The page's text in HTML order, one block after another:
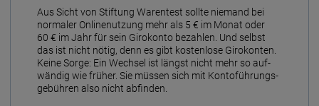
Aus Sicht von Stiftung Warentest sollte niemand bei
normaler Online­nutzung mehr als 5 € im Monat oder
60 € im Jahr für sein Giro­konto bezahlen. Und selbst
das ist nicht nötig, denn es gibt kosten­lose Giro­konten.
Keine Sorge: Ein Wechsel ist längst nicht mehr so auf­
wändig wie früher. Sie müssen sich mit Konto­führungs­
gebühren also nicht abfinden.